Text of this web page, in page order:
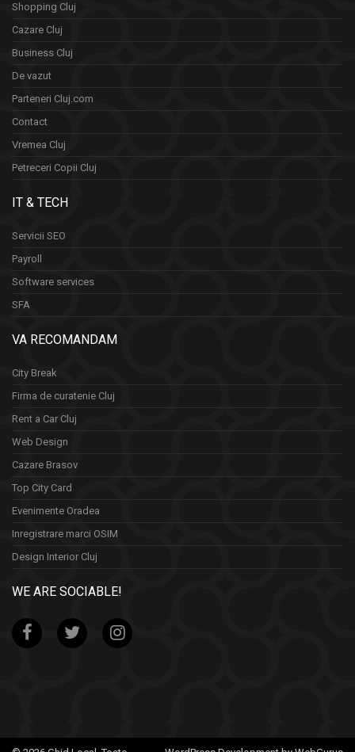
Shopping Cluj
Cazare Cluj
Business Cluj
De vazut
Parteneri Cluj.com
Contact
Vremea Cluj
Petreceri Copii Cluj
IT & TECH
Servicii SEO
Payroll
Software services
SFA
VA RECOMANDAM
City Break
Firma de curatenie Cluj
Rent a Car Cluj
Web Design
Cazare Brasov
Top City Card
Evenimente Oradea
Inregistrare marci OSIM
Design Interior Cluj
WE ARE SOCIABLE!